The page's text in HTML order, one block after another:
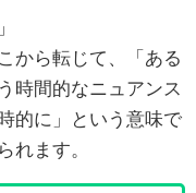
から転じて、「ある
時間的なニュアンス
的に」という意味で
れます。